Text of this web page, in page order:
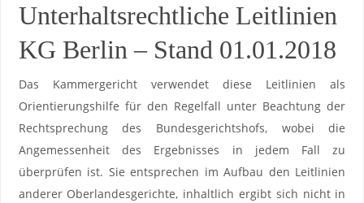
Unterhaltsrechtliche Leitlinien
KG Berlin – Stand 01.01.2018
Das Kammergericht verwendet diese Leitlinien als
Orientierungshilfe für den Regelfall unter Beachtung der
Rechtsprechung des Bundesgerichtshofs, wobei die
Angemessenheit des Ergebnisses in jedem Fall zu
überprüfen ist. Sie entsprechen im Aufbau den Leitlinien
anderer Oberlandesgerichte, inhaltlich ergibt sich nicht in